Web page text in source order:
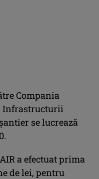
Compania
Infrastructurii
se lucrează
a efectuat prima
de lei, pentru